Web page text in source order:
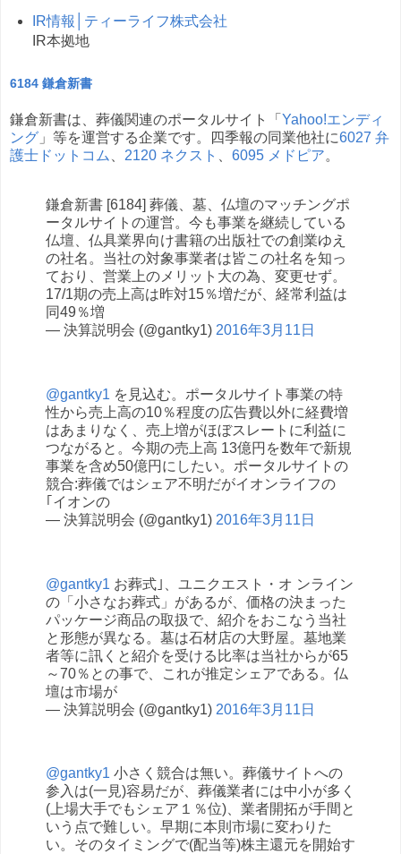
IR情報│ティーライフ株式会社
IR本拠地
6184 鎌倉新書
鎌倉新書は、葬儀関連のポータルサイト「 Yahoo!エンディ
ング 」等を運営する企業です。四季報の同業他社に6027 弁
護士ドットコム
2120 ネクスト 6095 メドピア。
鎌倉新書 [6184] 葬儀、墓、仏壇のマッチングポ
ータルサイトの運営。今も事業を継続している
仏壇、仏具業界向け書籍の出版社での創業ゆえ
の社名。当社の対象事業者は皆この社名を知っ
ており、営業上のメリット大の為、変更せず。
17/1期の売上高は昨対15％増だが、経常利益は
同49％増
— 決算説明会 (@gantky1) 2016年3月11日
@gantky1 を見込む。ポータルサイト事業の特
性から売上高の10％程度の広告費以外に経費増
はあまりなく、売上増がほぼスレートに利益に
つながると。今期の売上高 13億円を数年で新規
事業を含め50億円にしたい。ポータルサイトの
競合:葬儀ではシェア不明だがイオンライフの
｢イオンの
— 決算説明会 (@gantky1) 2016年3月11日
@gantky1 お葬式｣、ユニクエスト・オ ンライン
の「小さなお葬式」があるが、価格の決まった
パッケージ商品の取扱で、紹介をおこなう当社
と形態が異なる。墓は石材店の大野屋。墓地業
者等に訊くと紹介を受ける比率は当社からが65
～70％との事で、これが推定シェアである。仏
壇は市場が
— 決算説明会 (@gantky1) 2016年3月11日
@gantky1 小さく競合は無い。葬儀サイトへの
参入は(一見)容易だが、葬儀業者には中小が多く
(上場大手でもシェア１％位)、業者開拓が手間と
いう点で難しい。早期に本則市場に変わりた
い。そのタイミングで(配当等)株主還元を開始す